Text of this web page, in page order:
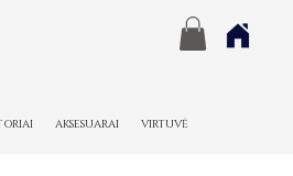
AKSESUARAI VIRTUVĖ